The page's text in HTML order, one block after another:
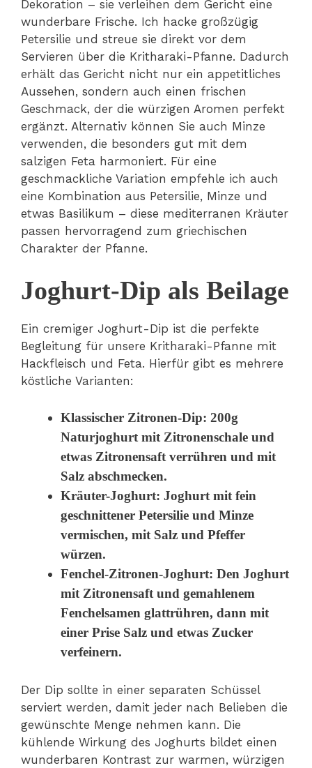
Dekoration – sie verleihen dem Gericht eine
wunderbare Frische. Ich hacke großzügig
Petersilie und streue sie direkt vor dem
Servieren über die Kritharaki-Pfanne. Dadurch
erhält das Gericht nicht nur ein appetitliches
Aussehen, sondern auch einen frischen
Geschmack, der die würzigen Aromen perfekt
ergänzt. Alternativ können Sie auch Minze
verwenden, die besonders gut mit dem
salzigen Feta harmoniert. Für eine
geschmackliche Variation empfehle ich auch
eine Kombination aus Petersilie, Minze und
etwas Basilikum – diese mediterranen Kräuter
passen hervorragend zum griechischen
Charakter der Pfanne.
Joghurt-Dip als Beilage
Ein cremiger Joghurt-Dip ist die perfekte
Begleitung für unsere Kritharaki-Pfanne mit
Hackfleisch und Feta. Hierfür gibt es mehrere
köstliche Varianten:
Klassischer Zitronen-Dip: 200g
Naturjoghurt mit Zitronenschale und
etwas Zitronensaft verrühren und mit
Salz abschmecken.
Kräuter-Joghurt: Joghurt mit fein
geschnittener Petersilie und Minze
vermischen, mit Salz und Pfeffer
würzen.
Fenchel-Zitronen-Joghurt: Den Joghurt
mit Zitronensaft und gemahlenem
Fenchelsamen glattrühren, dann mit
einer Prise Salz und etwas Zucker
verfeinern.
Der Dip sollte in einer separaten Schüssel
serviert werden, damit jeder nach Belieben die
gewünschte Menge nehmen kann. Die
kühlende Wirkung des Joghurts bildet einen
wunderbaren Kontrast zur warmen, würzigen